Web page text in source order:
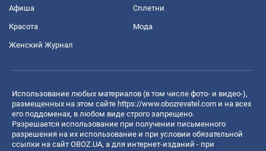
Афиша Сплетни
Красота Мода
Женский Журнал
Использование любых материалов (в том числе фото- и видео-),
размещенных на этом сайте https://www.obozrevatel.com и на всех
его поддоменах, в любом виде строго запрещено.
Разрешается использование при получении письменного
разрешения на их использование и при условии обязательной
ссылки на сайт OBOZ.UA, а для интернет-изданий - при